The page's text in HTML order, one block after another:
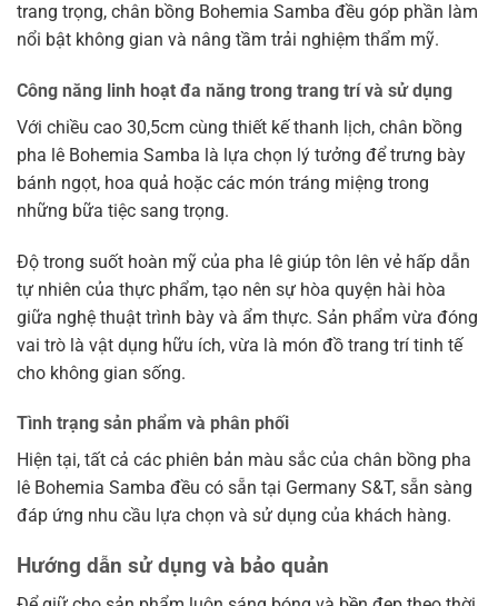
trang trọng, chân bồng Bohemia Samba đều góp phần làm
nổi bật không gian và nâng tầm trải nghiệm thẩm mỹ.
Công năng linh hoạt đa năng trong trang trí và sử dụng
Với chiều cao 30,5cm cùng thiết kế thanh lịch, chân bồng
pha lê Bohemia Samba là lựa chọn lý tưởng để trưng bày
bánh ngọt, hoa quả hoặc các món tráng miệng trong
những bữa tiệc sang trọng.
Độ trong suốt hoàn mỹ của pha lê giúp tôn lên vẻ hấp dẫn
tự nhiên của thực phẩm, tạo nên sự hòa quyện hài hòa
giữa nghệ thuật trình bày và ẩm thực. Sản phẩm vừa đóng
vai trò là vật dụng hữu ích, vừa là món đồ trang trí tinh tế
cho không gian sống.
Tình trạng sản phẩm và phân phối
Hiện tại, tất cả các phiên bản màu sắc của chân bồng pha
lê Bohemia Samba đều có sẵn tại Germany S&T, sẵn sàng
đáp ứng nhu cầu lựa chọn và sử dụng của khách hàng.
Hướng dẫn sử dụng và bảo quản